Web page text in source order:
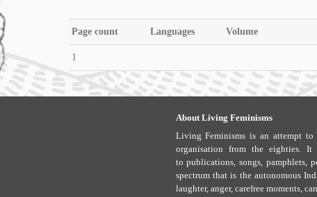
Page count Languages Volume
1
About Living Feminisms
Living Feminisms is an attempt to
organisation from the eighties. It
to publications, songs, pamphlets,
spectrum that is the autonomous
laughter, anger, carefree moments,